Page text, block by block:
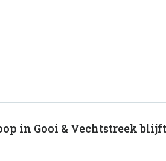
in Gooi & Vechtstreek